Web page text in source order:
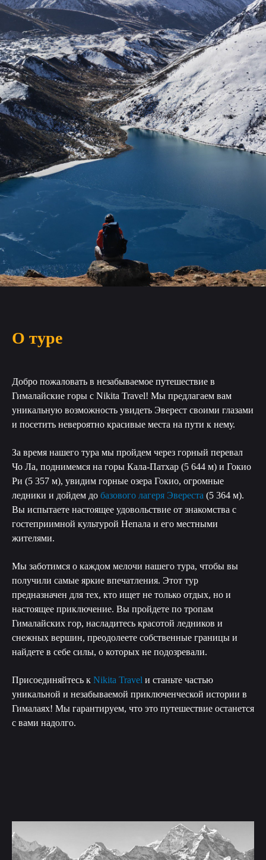
О туре
Добро пожаловать в незабываемое путешествие в
Гималайские горы с Nikita Travel! Мы предлагаем вам
уникальную возможность увидеть Эверест своими глазами
и посетить невероятно красивые места на пути к нему.
За время нашего тура мы пройдем через горный перевал
Чо Ла, поднимемся на горы Кала-Патхар (5 644 м) и Гокио
Ри (5 357 м), увидим горные озера Гокио, огромные
ледники и дойдем до базового лагеря Эвереста (5 364 м).
Вы испытаете настоящее удовольствие от знакомства с
гостеприимной культурой Непала и его местными
жителями.
Мы заботимся о каждом мелочи нашего тура, чтобы вы
получили самые яркие впечатления. Этот тур
предназначен для тех, кто ищет не только отдых, но и
настоящее приключение. Вы пройдете по тропам
Гималайских гор, насладитесь красотой ледников и
снежных вершин, преодолеете собственные границы и
найдете в себе силы, о которых не подозревали.
Присоединяйтесь к Nikita Travel и станьте частью
уникальной и незабываемой приключенческой истории в
Гималаях! Мы гарантируем, что это путешествие останется
с вами надолго.